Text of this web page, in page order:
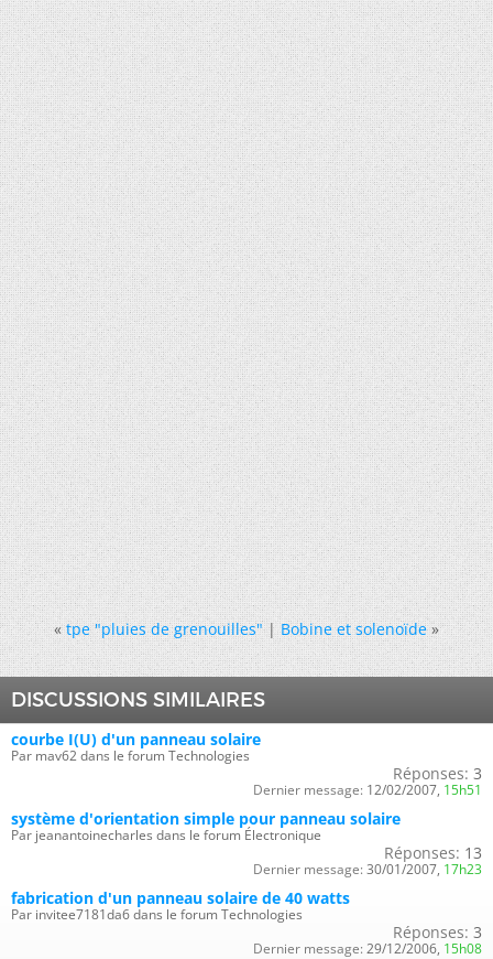
« tpe "pluies de grenouilles"|Bobine et solenoïde »
DISCUSSIONS SIMILAIRES
courbe I(U) d'un panneau solaire
Par mav62 dans le forum Technologies
Réponses: 3
Dernier message: 12/02/2007, 15h51
système d'orientation simple pour panneau solaire
Par jeanantoinecharles dans le forum Électronique
Réponses: 13
Dernier message: 30/01/2007, 17h23
fabrication d'un panneau solaire de 40 watts
Par invitee7181da6 dans le forum Technologies
Réponses: 3
Dernier message: 29/12/2006, 15h08